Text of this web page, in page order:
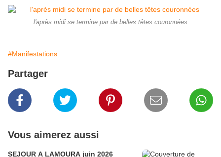
l'après midi se termine par de belles têtes couronnées
#Manifestations
Partager
Vous aimerez aussi
SEJOUR A LAMOURA juin 2026